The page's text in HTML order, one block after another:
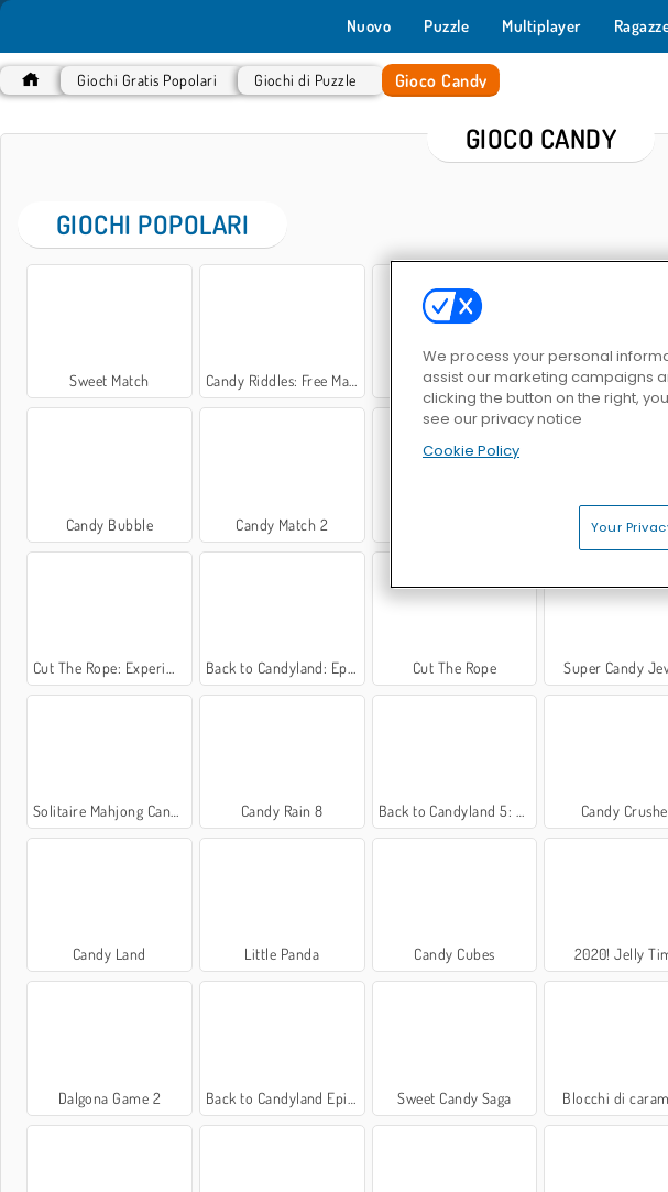
Nuovo Puzzle Multiplayer
Giochi Gratis Popolari Giochi di Puzzle Gioco Candy
GIOCO CANDY
GIOCHI POPOLARI
Sweet Match Candy Riddles: Free Match 3 Puzzle Sugar Heroes Mahjong
Candy Bubble Candy Match 2 Bubble Shooter
Cut The Rope: Experiments Back to Candyland: Episodio 1 Cut The Rope Super Candy
Solitaire Mahjong Candy Candy Rain 8 Back to Candyland 5: Ciocco-montagna Candy
Candy Land Little Panda Candy Cubes 2020! Jelly
Dalgona Game 2 Back to Candyland Episodio 3 Sweet Candy Saga Blocchi di
We process your personal
assist our marketing campaigns
clicking the button on the right,
see our privacy notice
Cookie Policy
Your